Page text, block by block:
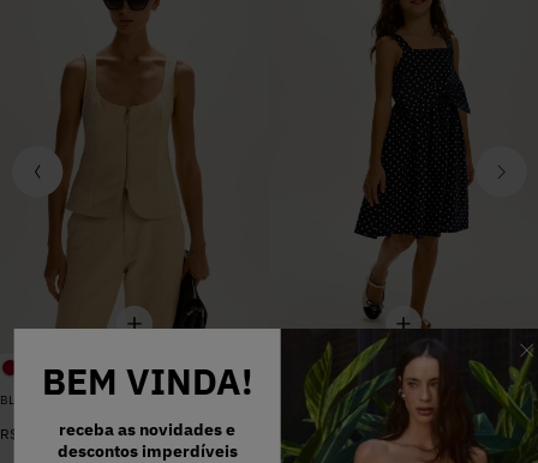
BEM VINDA!
receba as novidades e
descontos imperdíveis
BLUSA SARJA LARA PEROLA
R$ 00
VESTIDO MADALENA AZUL MARINHO DOT
R$ 398,00
159,20